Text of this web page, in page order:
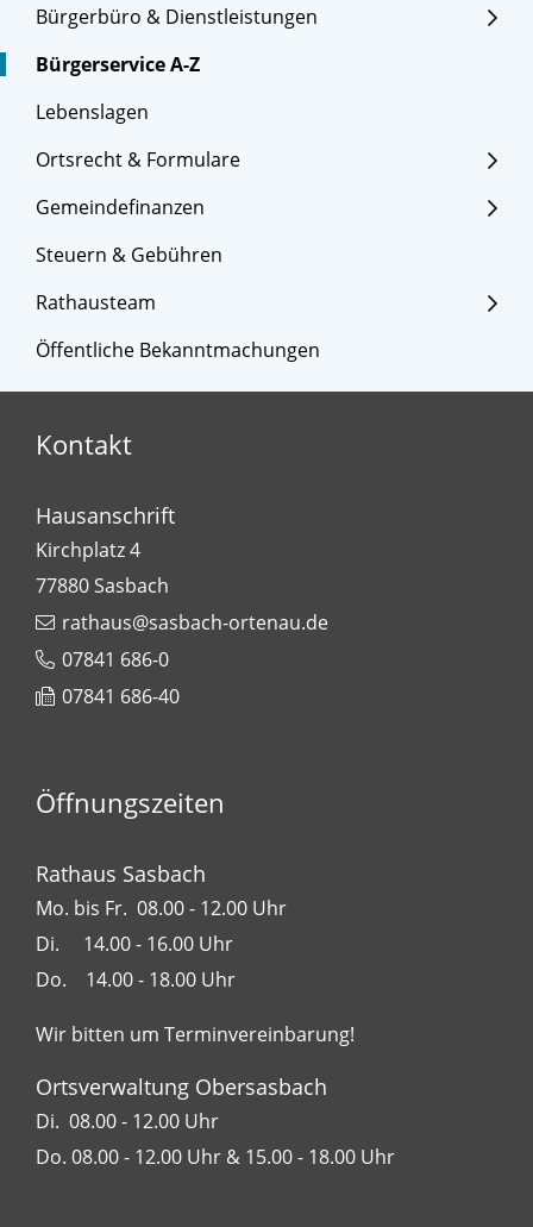
Bürgerbüro & Dienstleistungen
Bürgerservice A-Z
Lebenslagen
Ortsrecht & Formulare
Gemeindefinanzen
Steuern & Gebühren
Rathausteam
Öffentliche Bekanntmachungen
Kontakt
Hausanschrift
Kirchplatz 4
77880Sasbach
rathaus@sasbach-ortenau.de
07841 686-0
07841 686-40
Öffnungszeiten
Rathaus Sasbach
Mo. bis Fr. 08.00 - 12.00 Uhr
Di. 14.00 - 16.00 Uhr
Do. 14.00 - 18.00 Uhr
Wir bitten um Terminvereinbarung!
Ortsverwaltung Obersasbach
Di. 08.00 - 12.00 Uhr
Do. 08.00 - 12.00 Uhr & 15.00 - 18.00 Uhr